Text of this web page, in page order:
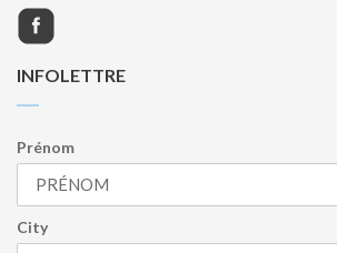
INFOLETTRE
Prénom
City